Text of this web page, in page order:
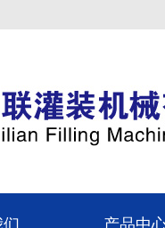
产品中